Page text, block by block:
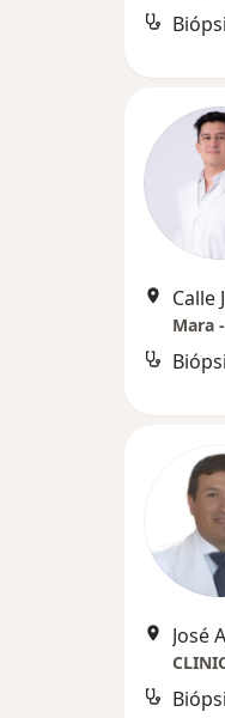
Calle
Mara
José